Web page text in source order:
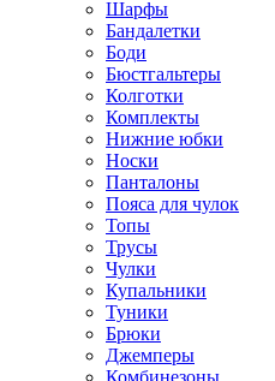
Шарфы
Бандалетки
Боди
Бюстгальтеры
Колготки
Комплекты
Нижние юбки
Носки
Панталоны
Поясa для чулок
Топы
Трусы
Чулки
Купальники
Туники
Брюки
Джемперы
Комбинезоны